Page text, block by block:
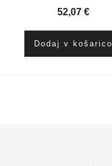
52,07 €
Dodaj v košarico